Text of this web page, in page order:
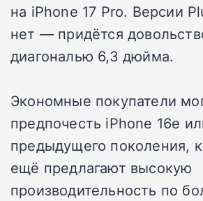
на iPhone 17 Pro. Версии
нет — придётся
диагональю 6,3 дюйма.
Экономные покупатели
предпочесть iPhone 16e
предыдущего поколения,
ещё предлагают высокую
производительность по